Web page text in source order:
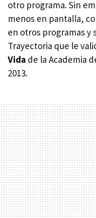
otro programa. Sin
menos en pantalla,
en otros programas y
Trayectoria que le
Vida de la Academia
2013.